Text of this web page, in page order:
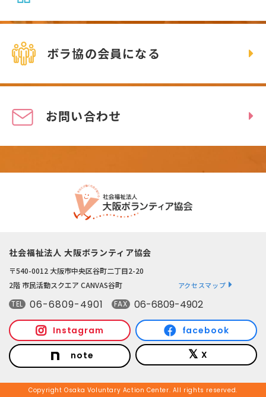
ボラ協の会員になる
お問い合わせ
社会福祉法人 大阪ボランティア協会
〒540-0012 大阪市中央区谷町二丁目2-20
2階 市民活動スクエア CANVAS谷町
アクセスマップ
TEL 06-6809-4901 FAX 06-6809-4902
Instagram facebook
note X
Copyright Osaka Voluntary Action Center. All rights reserved.